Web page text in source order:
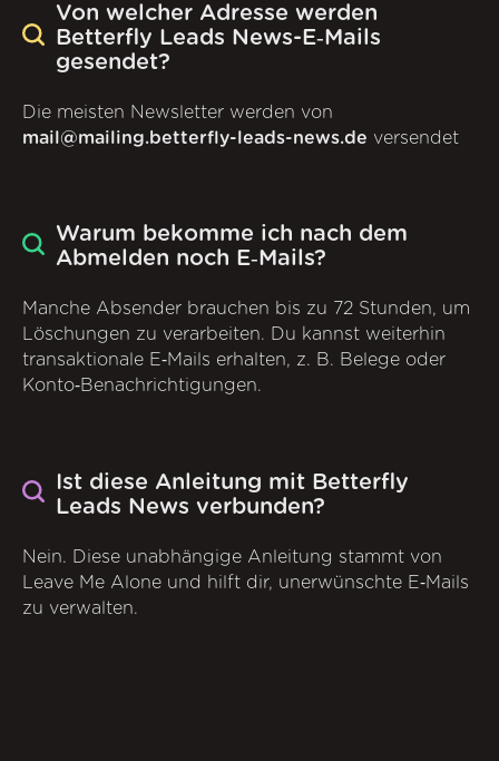
Von welcher Adresse werden
Betterfly Leads News-E‑Mails
gesendet?
Die meisten Newsletter werden von
mail@mailing.betterfly-leads-news.de versendet
Warum bekomme ich nach dem
Abmelden noch E‑Mails?
Manche Absender brauchen bis zu 72 Stunden, um
Löschungen zu verarbeiten. Du kannst weiterhin
transaktionale E‑Mails erhalten, z. B. Belege oder
Konto‑Benachrichtigungen.
Ist diese Anleitung mit Betterfly
Leads News verbunden?
Nein. Diese unabhängige Anleitung stammt von
Leave Me Alone und hilft dir, unerwünschte E‑Mails
zu verwalten.